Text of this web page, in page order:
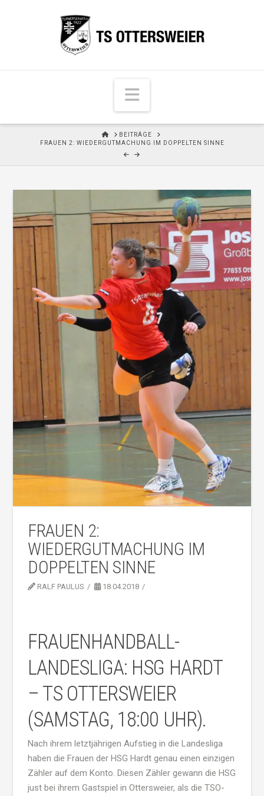
N
a
v
i
g
t
i
o
n
O
BEITRÄGE
FRAUEN 2: WIEDERGUTMACHUNG IM DOPPELTEN SINNE
FRAUEN 2:
WIEDERGUTMACHUNG IM
DOPPELTEN SINNE
RALF PAULUS 18.04.2018
FRAUENHANDBALL-
LANDESLIGA: HSG HARDT
– TS OTTERSWEIER
(SAMSTAG, 18:00 UHR).
Nach ihrem letztjährigen Aufstieg in die Landesliga
haben die Frauen der HSG Hardt genau einen einzigen
Zähler auf dem Konto. Diesen Zähler gewann die HSG
just bei ihrem Gastspiel in Ottersweier, als die TSO-